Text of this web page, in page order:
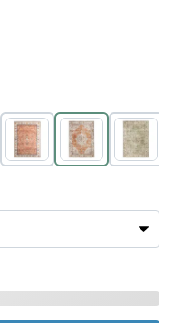
TerracottaTerracottaGroen